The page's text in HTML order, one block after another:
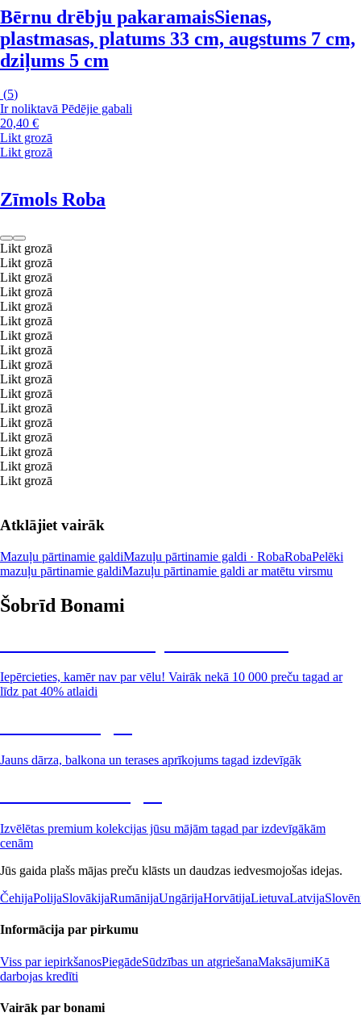
Bērnu drēbju pakaramaisSienas,
plastmasas, platums 33 cm, augstums 7 cm,
dziļums 5 cm
(5)
Ir noliktavā Pēdējie gabali
20,40 €
Likt grozā
Likt grozā
Zīmols Roba
Likt grozā
Likt grozā
Likt grozā
Likt grozā
Likt grozā
Likt grozā
Likt grozā
Likt grozā
Likt grozā
Likt grozā
Likt grozā
Likt grozā
Likt grozā
Likt grozā
Likt grozā
Likt grozā
Likt grozā
Atklājiet vairāk
Mazuļu pārtinamie galdiMazuļu pārtinamie galdi · RobaRobaPelēki
mazuļu pārtinamie galdiMazuļu pārtinamie galdi ar matētu virsmu
Šobrīd Bonami
Iepērcieties, kamēr nav par vēlu! Vairāk nekā 10 000 preču tagad ar
līdz pat 40% atlaidi
Jauns dārza, balkona un terases aprīkojums tagad izdevīgāk
Izvēlētas premium kolekcijas jūsu mājām tagad par izdevīgākām
cenām
Jūs gaida plašs mājas preču klāsts un daudzas iedvesmojošas idejas.
ČehijaPolijaSlovākijaRumānijaUngārijaHorvātijaLietuvaLatvija
Informācija par pirkumu
Viss par iepirkšanosPiegādeSūdzības un atgriešanaMaksājumiKā
darbojas kredīti
Vairāk par bonami